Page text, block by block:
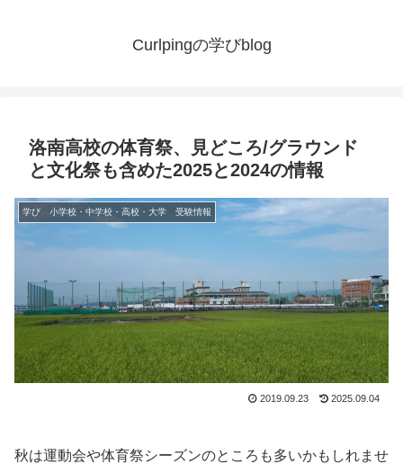
Curlpingの学びblog
洛南高校の体育祭、見どころ/グラウンド
と文化祭も含めた2025と2024の情報
学び 小学校・中学校・高校・大学 受験情報
2019.09.23 2025.09.04
秋は運動会や体育祭シーズンのところも多いかもしれませ